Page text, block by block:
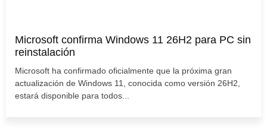
Microsoft confirma Windows 11 26H2 para PC sin
reinstalación
Microsoft ha confirmado oficialmente que la próxima gran
actualización de Windows 11, conocida como versión 26H2,
estará disponible para todos...